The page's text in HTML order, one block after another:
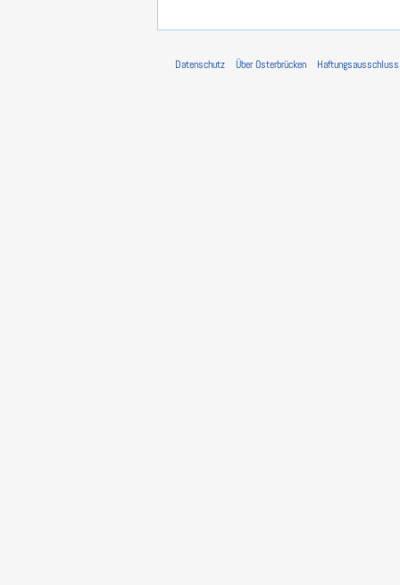
Datenschutz Über Osterbrücken Haftungsausschluss